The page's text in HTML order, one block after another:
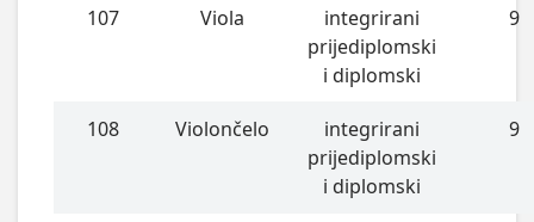
107 Viola
integrirani
prijediplomski
i diplomski
9
108 Violončelo
integrirani
prijediplomski
i diplomski
9